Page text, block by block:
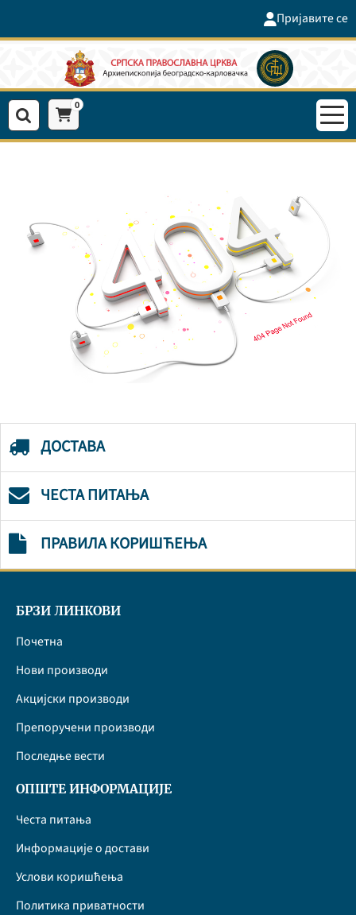
Пријавите се
0
ДОСТАВА
ЧЕСТА ПИТАЊА
ПРАВИЛА КОРИШЋЕЊА
БРЗИ ЛИНКОВИ
Почетна
Нови производи
Акцијски производи
Препоручени производи
Последње вести
ОПШТЕ ИНФОРМАЦИЈЕ
Честа питања
Информације о достави
Услови коришћења
Политика приватности